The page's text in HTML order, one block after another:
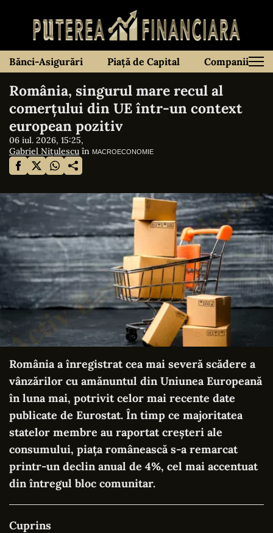
Bănci-Asigurări Piață de Capital Companii
România, singurul mare recul al
comerțului din UE într-un context
european pozitiv
06 iul. 2026, 15:25,
Gabriel Nițulescu în MACROECONOMIE
România a înregistrat cea mai severă scădere a
vânzărilor cu amănuntul din Uniunea Europeană
în luna mai, potrivit celor mai recente date
publicate de Eurostat. În timp ce majoritatea
statelor membre au raportat creșteri ale
consumului, piața românească s-a remarcat
printr-un declin anual de 4%, cel mai accentuat
din întregul bloc comunitar.
Cuprins